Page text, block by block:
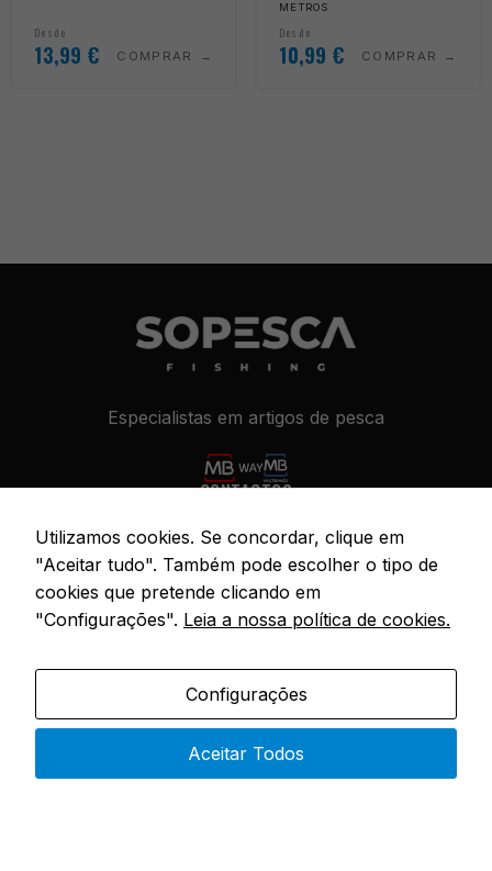
Desde
13,99 € COMPRAR
METROS
Desde
10,99 € COMPRAR
Especialistas em artigos de pesca
CONTACTOS
Rua 4 do Bom Sucesso – No. 9,
4730-453 Vila do Prado
Segunda a Sexta: 9h00 – 19h00
(351) 915 343 551
sopesca@sopesca.pt
SÓ PESCA
Sobre Nós
Loja
Utilizamos cookies. Se concordar, clique em
"Aceitar tudo". Também pode escolher o tipo de
cookies que pretende clicando em
"Configurações". Leia a nossa política de cookies.
Configurações
Aceitar Todos